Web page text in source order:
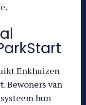
Enkhuizen
Bewoners van
hun